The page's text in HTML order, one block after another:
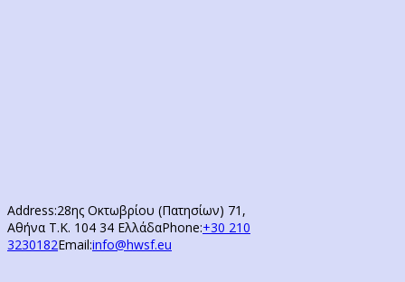
Address:28ης Οκτωβρίου (Πατησίων) 71,
Αθήνα Τ.Κ. 104 34 ΕλλάδαPhone:+30 210
3230182Email:info@hwsf.eu